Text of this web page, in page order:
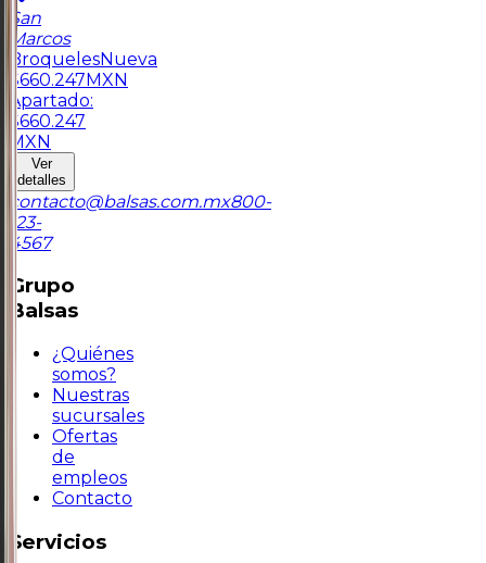
San
Marcos
BroquelesNueva
$660.247MXN
Apartado:
$660.247
MXN
Ver
detalles
contacto@balsas.com.mx800-
123-
4567
Grupo
Balsas
¿Quiénes
somos?
Nuestras
sucursales
Ofertas
de
empleos
Contacto
Servicios